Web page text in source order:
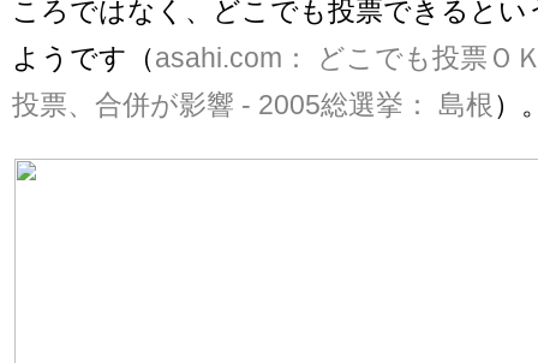
ころではなく、どこでも投票できると
ようです（asahi.com： どこでも投票Ｏ
投票、合併が影響 - 2005総選挙： 島根）